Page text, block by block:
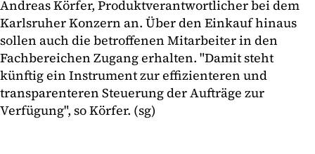
Andreas Körfer, Produktverantwortlicher bei dem
Karlsruher Konzern an. Über den Einkauf hinaus
sollen auch die betroffenen Mitarbeiter in den
Fachbereichen Zugang erhalten. "Damit steht
künftig ein Instrument zur effizienteren und
transparenteren Steuerung der Aufträge zur
Verfügung", so Körfer. (sg)